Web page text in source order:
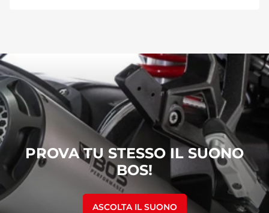
PROVA TU STESSO IL SUONO
BOS!
ASCOLTA IL SUONO